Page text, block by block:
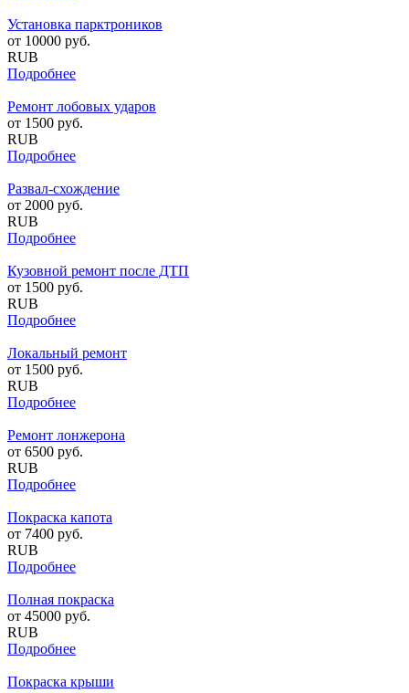
Установка парктроников
от 10000 руб.
RUB
Подробнее
Ремонт лобовых ударов
от 1500 руб.
RUB
Подробнее
Развал-схождение
от 2000 руб.
RUB
Подробнее
Кузовной ремонт после ДТП
от 1500 руб.
RUB
Подробнее
Локальный ремонт
от 1500 руб.
RUB
Подробнее
Ремонт лонжерона
от 6500 руб.
RUB
Подробнее
Покраска капота
от 7400 руб.
RUB
Подробнее
Полная покраска
от 45000 руб.
RUB
Подробнее
Покраска крыши